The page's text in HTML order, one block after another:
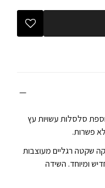
סלסלות עשויות עץ
פשרות.
שקטה רגליים מעוצבות
ומיוחד. השידה